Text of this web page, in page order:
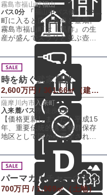
霧島市福山町福山
バス0分 「福山中バス停」バス停 徒歩2分
町に入ると広がる海と壺畑。
霧島市福山町は『黒酢』の生
産が盛んでズラリと並ぶ壺を
至るところで目にすることが
できます。なんで
時を紡ぐ武家屋敷
2,600万円 / 361.66㎡（建物） 1,261㎡（敷地）
薩摩川内市入来町
入来麓バス停 徒歩3分
【価格更新しました】平成15
年、重要伝統的構造物群保存
地区として国から選定された
武家町、入来町「麓地区」。
石垣と生垣で区
パーマカルチャーのすすめ
700万円 / 1,069㎡（土地）